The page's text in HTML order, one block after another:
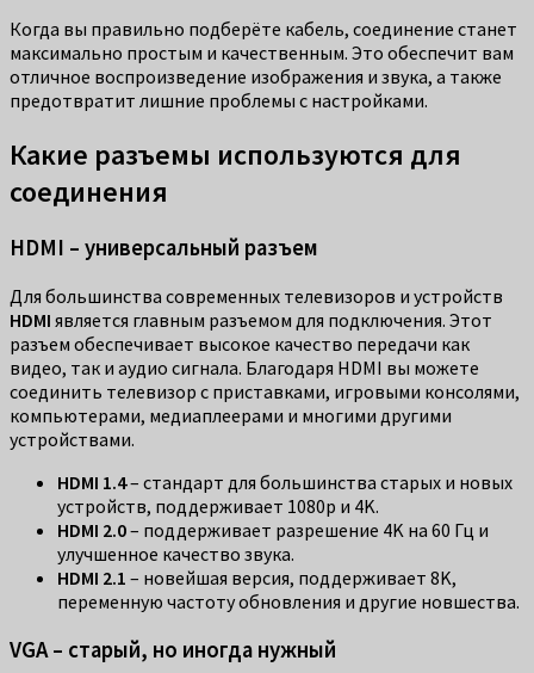
Когда вы правильно подберёте кабель, соединение станет
максимально простым и качественным. Это обеспечит вам
отличное воспроизведение изображения и звука, а также
предотвратит лишние проблемы с настройками.
Какие разъемы используются для
соединения
HDMI – универсальный разъем
Для большинства современных телевизоров и устройств
HDMI является главным разъемом для подключения. Этот
разъем обеспечивает высокое качество передачи как
видео, так и аудио сигнала. Благодаря HDMI вы можете
соединить телевизор с приставками, игровыми консолями,
компьютерами, медиаплеерами и многими другими
устройствами.
HDMI 1.4– стандарт для большинства старых и новых
устройств, поддерживает 1080p и 4K.
HDMI 2.0– поддерживает разрешение 4K на 60 Гц и
улучшенное качество звука.
HDMI 2.1 – новейшая версия, поддерживает 8K,
переменную частоту обновления и другие новшества.
VGA – старый, но иногда нужный